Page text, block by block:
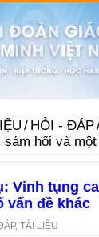
/ HỎI - ĐÁP
hối và
Vinh tụng
vấn đề khác
,TÀI LIỆU